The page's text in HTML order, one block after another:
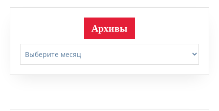
Архивы